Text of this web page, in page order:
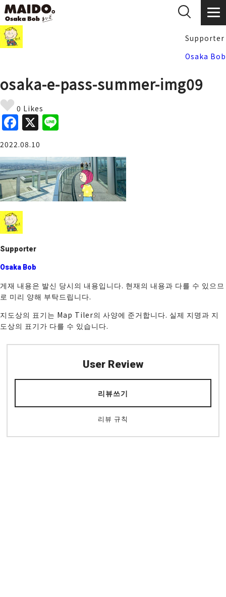
Supporter
Osaka Bob
osaka-e-pass-summer-img09
0 Likes
F
a
c
e
b
o
o
k
X
e
2022.08.10
Supporter
Osaka Bob
게재 내용은 발신 당시의 내용입니다. 현재의 내용과 다를 수 있으므
로 미리 양해 부탁드립니다.
지도상의 표기는 Map Tiler의 사양에 준거합니다. 실제 지명과 지
도상의 표기가 다를 수 있습니다.
User Review
리뷰쓰기
리뷰 규칙